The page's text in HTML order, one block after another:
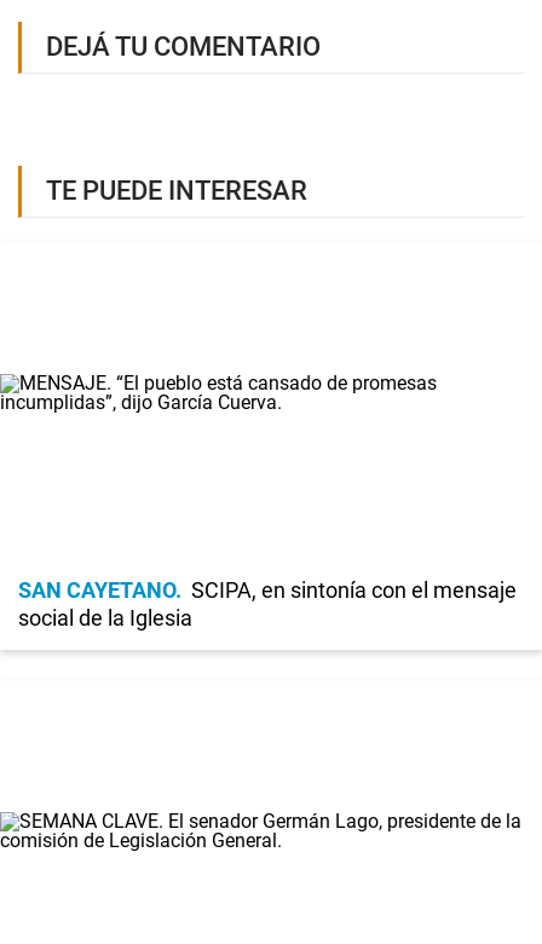
DEJÁ TU COMENTARIO
TE PUEDE INTERESAR
SAN CAYETANO
SCIPA, en sintonía con el mensaje
social de la Iglesia